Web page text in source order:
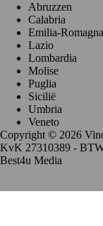
Abruzzen
Calabria
Emilia-Romagna
Lazio
Lombardia
Molise
Puglia
Sicilië
Umbria
Veneto
Copyright © 2026
KvK 27310389 -
Best4u Media